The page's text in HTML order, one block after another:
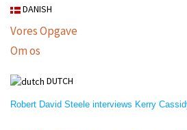
DANISH
Vores Opgave
Om os
DUTCH
Robert David Steele interviews Kerry